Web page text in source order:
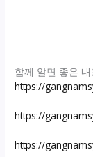
함께 알면 좋은 내
https://
https://
https://